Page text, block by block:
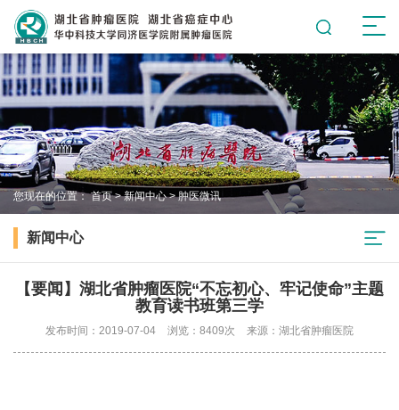
您现在的位置： 首页>新闻中心>肿医微讯
新闻中心
【要闻】湖北省肿瘤医院“不忘初心、牢记使命”主题
教育读书班第三学
发布时间：2019-07-04 浏览：8409次 来源：湖北省肿瘤医院